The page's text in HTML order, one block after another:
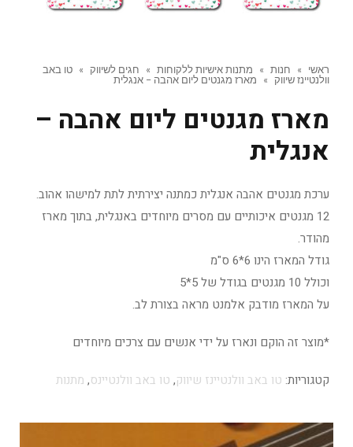
ראשי » חנות » מתנות אישיות ללקוחות » חגים לשיווק » טו באב
וולנטיינז שיווק » מארז מגנטים ליום אהבה – אנגלית
מארז מגנטים ליום אהבה –
אנגלית
ערכת מגנטים אהבה אנגלית כמתנה יצירתית לתת למישהו אהוב.
12 מגנטים איכותיים עם מסרים מיוחדים באנגלית, בתוך מארז
מהודר.
גודל המארז הינו 6*6 ס"מ
וכולל 10 מגנטים בגודל של 5*5
על המארז מודבק אלמנט מראה בצורת לב.
*מוצר זה הוקם ונארז על ידי אנשים עם צרכים מיוחדים
קטגוריות: טו באב וולנטיינז שיווק, טו באב וולנטיינס, מתנות